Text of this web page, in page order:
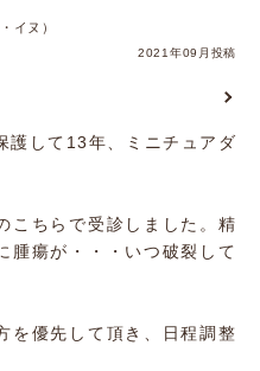
イヌ）
2021年09月投稿
護して13年、ミニチュアダ
こちらで受診しました。精
腫瘍が・・・いつ破裂して
を優先して頂き、日程調整